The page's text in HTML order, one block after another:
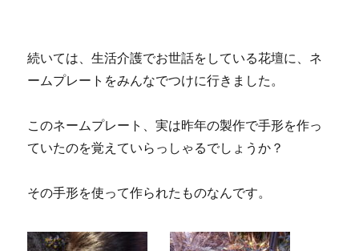
続いては、生活介護でお世話をしている花壇に、ネ
ームプレートをみんなでつけに行きました。
このネームプレート、実は昨年の製作で手形を作っ
ていたのを覚えていらっしゃるでしょうか？
その手形を使って作られたものなんです。